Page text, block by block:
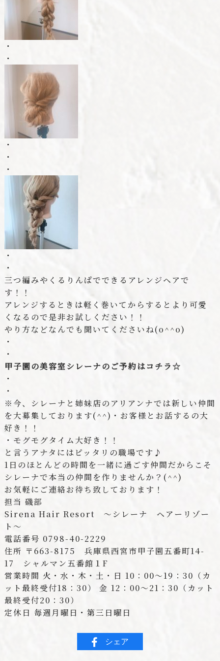
・
・
・
・
・
・
・
三つ編みやくるりんぱでできるアレンジヘアで
す！！
アレンジするときは軽く巻いてからするとより可愛
くなるので是非お試しください！！
やり方などなんでも聞いてくださいね(o^^o)
・
・
甲子園の美容室シレーナのご予約はコチラ☆
・
・
※今、シレーナと姉妹店のアリアンナでは新しい仲間
を大募集しております(^^) ・お客様とお話するの大
好き！！
・モグモグタイム大好き！！
と言うアナタにはピッタリの職場です♪
1 日のほとんどの時間を一緒に過ごす仲間だからこそ
シレーナで本当の仲間を作りませんか？ (^^)
お気軽にご連絡お待ち致しております！
担当 磯部
Sirena Hair Resort 〜シレーナ ヘアーリゾー
ト〜
電話番号 0798-40-2229
住所 〒663-8175 兵庫県西宮市甲子園五番町14-
17 シャルマン五番館１F
営業時間 火・水・木・土・日 10：00〜19：30（カ
ット最終受付18：30） 金 12：00〜21：30（カット
最終受付20：30）
定休日 毎週月曜日・第三日曜日
シェア